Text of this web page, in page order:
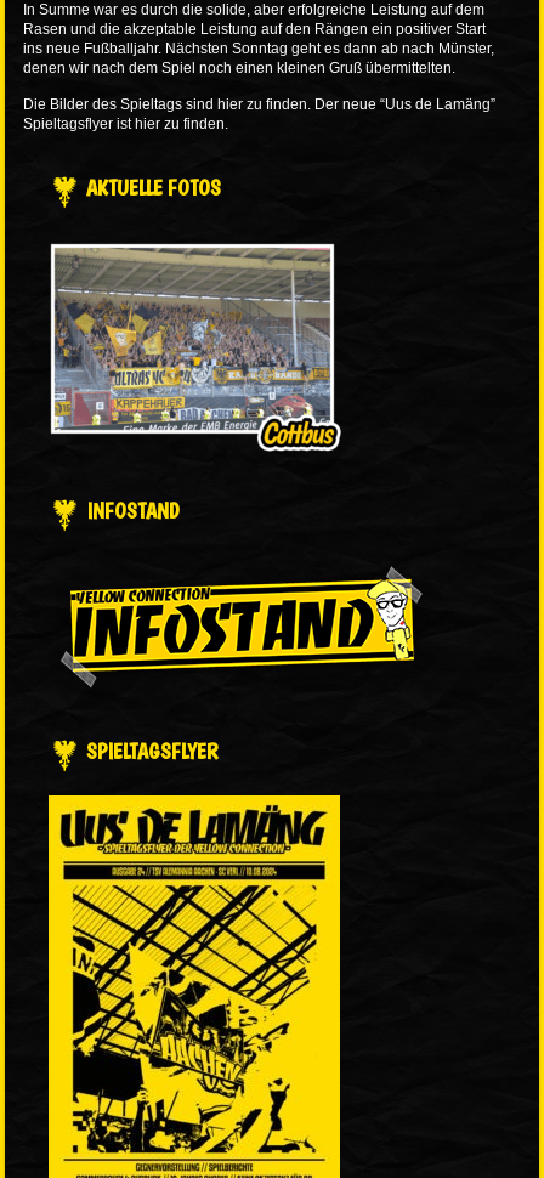
In Summe war es durch die solide, aber erfolgreiche Leistung auf dem
Rasen und die akzeptable Leistung auf den Rängen ein positiver Start
ins neue Fußballjahr. Nächsten Sonntag geht es dann ab nach Münster,
denen wir nach dem Spiel noch einen kleinen Gruß übermittelten.
Die Bilder des Spieltags sind hier zu finden. Der neue “Uus de Lamäng”
Spieltagsflyer ist hier zu finden.
AKTUELLE FOTOS
INFOSTAND
SPIELTAGSFLYER